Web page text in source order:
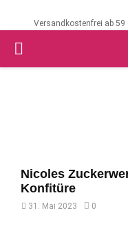
Versandkostenfrei ab 59
PRIMARY
Nicoles
Konfitüre
31. Mai 2023 0